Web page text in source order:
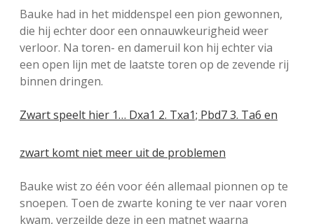
Bauke had in het middenspel een pion gewonnen,
die hij echter door een onnauwkeurigheid weer
verloor. Na toren- en dameruil kon hij echter via
een open lijn met de laatste toren op de zevende rij
binnen dringen.
Zwart speelt hier 1… Dxa1 2. Txa1; Pbd7 3. Ta6 en
zwart komt niet meer uit de problemen
Bauke wist zo één voor één allemaal pionnen op te
snoepen. Toen de zwarte koning te ver naar voren
kwam, verzeilde deze in een matnet waarna